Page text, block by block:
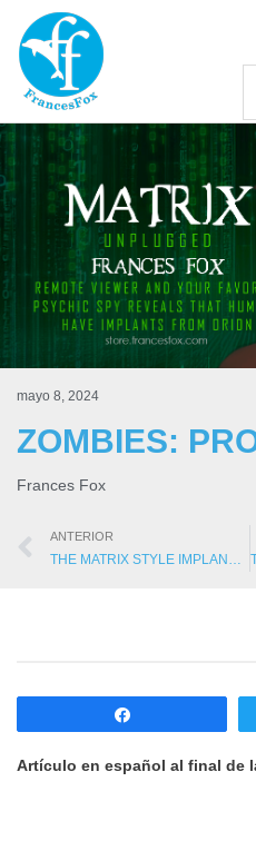
mayo 8, 2024
ZOMBIES:
Frances Fox
ANTERIOR
THE MATRIX STYLE IMPLANTS OF MINDSTRINGS
Artículo en español al final de